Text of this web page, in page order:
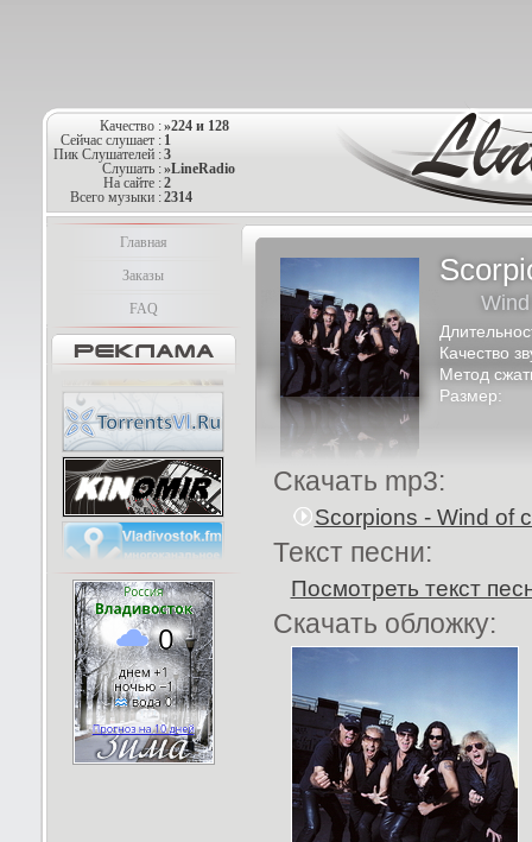
Качество :»224 и 128
Сейчас слушает : 1
Пик Слушателей :3
Слушать :»LineRadio
На сайте :2
Всего музыки :2314
Главная
Заказы
FAQ
Качество
Метод
Размер:
Скачать mp3:
Scorpions - Wind of
Текст песни:
Посмотреть текст
Скачать обложку: